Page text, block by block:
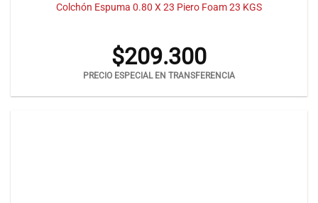
Colchón Espuma 0.80 X 23 Piero Foam 23 KGS
$209.300
PRECIO ESPECIAL EN TRANSFERENCIA